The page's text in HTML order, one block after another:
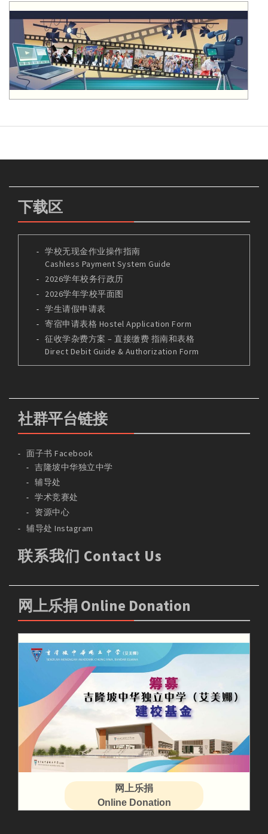
下载区
学校无现金作业操作指南
Cashless Payment System Guide
2026学年校务行政历
2026学年学校平面图
学生请假申请表
寄宿申请表格 Hostel Application Form
征收学杂费方案 – 直接缴费 指南和表格
Direct Debit Guide & Authorization Form
社群平台链接
面子书 Facebook
吉隆坡中华独立中学
辅导处
学术竞赛处
资源中心
辅导处 Instagram
联系我们 Contact Us
网上乐捐 Online Donation
网上乐捐
Online Donation